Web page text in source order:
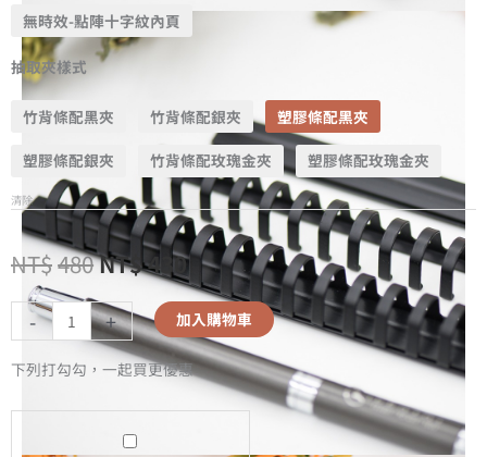
無時效-點陣十字紋內頁
抽取夾樣式
竹背條配黑夾 竹背條配銀夾 塑膠條配黑夾
塑膠條配銀夾 竹背條配玫瑰金夾 塑膠條配玫瑰金夾
清除
NT$480NT$430
- + 加入購物車
下列打勾勾，一起買更優惠
A5